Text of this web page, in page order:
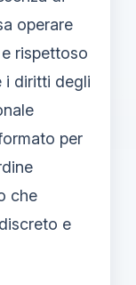
operare
rispettoso
i diritti degli
per
che
e